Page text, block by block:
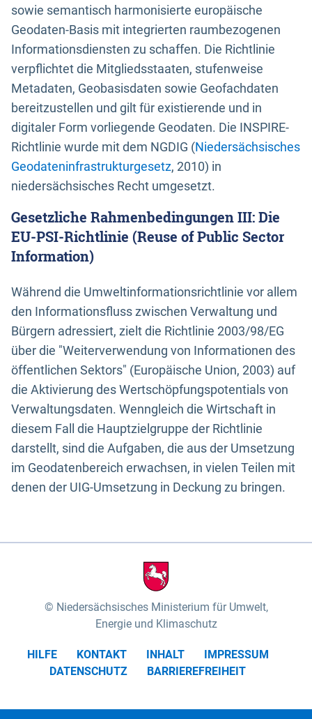
sowie semantisch harmonisierte europäische
Geodaten-Basis mit integrierten raumbezogenen
Informationsdiensten zu schaffen. Die Richtlinie
verpflichtet die Mitgliedsstaaten, stufenweise
Metadaten, Geobasisdaten sowie Geofachdaten
bereitzustellen und gilt für existierende und in
digitaler Form vorliegende Geodaten. Die INSPIRE-
Richtlinie wurde mit dem NGDIG (Niedersächsisches
Geodateninfrastrukturgesetz, 2010) in
niedersächsisches Recht umgesetzt.
Gesetzliche Rahmenbedingungen III: Die
EU-PSI-Richtlinie (Reuse of Public Sector
Information)
Während die Umweltinformationsrichtlinie vor allem
den Informationsfluss zwischen Verwaltung und
Bürgern adressiert, zielt die Richtlinie 2003/98/EG
über die "Weiterverwendung von Informationen des
öffentlichen Sektors" (Europäische Union, 2003) auf
die Aktivierung des Wertschöpfungspotentials von
Verwaltungsdaten. Wenngleich die Wirtschaft in
diesem Fall die Hauptzielgruppe der Richtlinie
darstellt, sind die Aufgaben, die aus der Umsetzung
im Geodatenbereich erwachsen, in vielen Teilen mit
denen der UIG-Umsetzung in Deckung zu bringen.
Niedersächsisches Ministerium für Umwelt,
Energie und Klimaschutz
HILFE KONTAKT INHALT
IMPRESSUM
DATENSCHUTZ
BARRIEREFREIHEIT